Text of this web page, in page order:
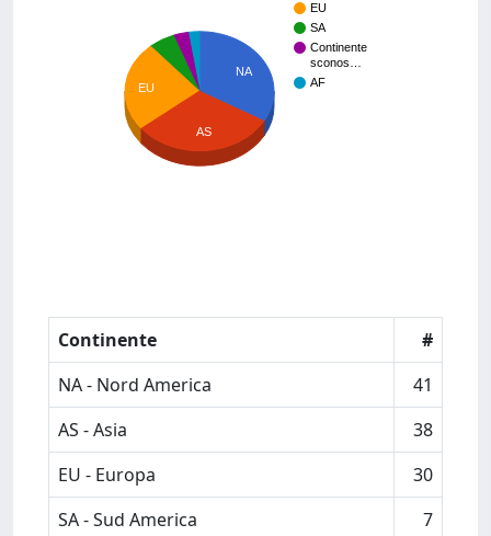
EU
SA
Continente
sconos…
AF
NA
EU
AS
Continente
#
NA - Nord America
41
AS - Asia
38
EU - Europa
30
SA - Sud America
7